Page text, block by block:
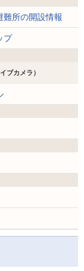
難所の開設情報
プ
イブカメラ）